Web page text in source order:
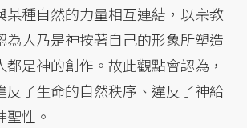
某種自然的力量相互連結，以宗教
為人乃是神按著自己的形象所塑造
都是神的創作。故此觀點會認為，
反了生命的自然秩序、違反了神給
聖性。